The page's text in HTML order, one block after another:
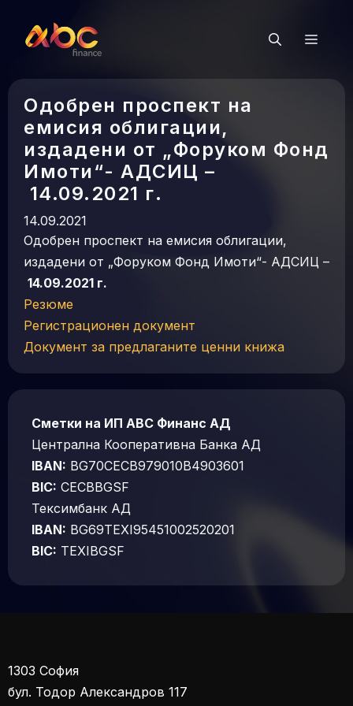
съдържанието
Одобрен проспект на
емисия облигации,
издадени от „Форуком Фонд
Имоти“- АДСИЦ –
14.09.2021 г.
14.09.2021
Одобрен проспект на емисия облигации,
издадени от „Форуком Фонд Имоти“- АДСИЦ –
14.09.2021 г.
Резюме
Регистрационен документ
Документ за предлаганите ценни книжа
Сметки на ИП АВС Финанс АД
Централна Кооперативна Банка АД
IBAN: BG70CECB979010B4903601
BIC: CECBBGSF
Тексимбанк АД
IBAN: BG69TEXI95451002520201
BIC: TEXIBGSF
1303 София
бул. Тодор Александров 117